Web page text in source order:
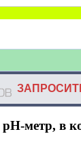
метр, в